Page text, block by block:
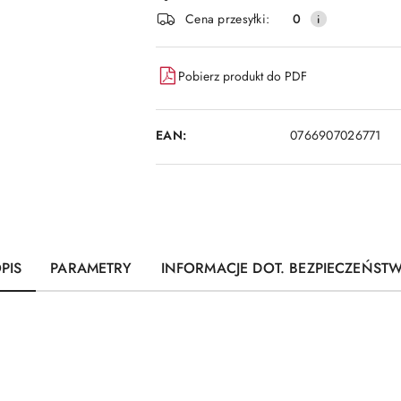
dostawa
Cena przesyłki:
0
Pobierz produkt do PDF
EAN: 0766907026771
PARAMETRY INFORMACJE DOT.